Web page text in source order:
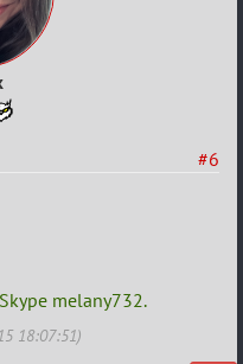
#6
melany732.
18:07:51)